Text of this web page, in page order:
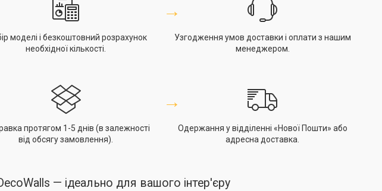
моделі і безкоштовний розрахунок
необхідної кількості.
→
Узгодження умов доставки і оплати з нашим
менеджером.
протягом 1-5 днів (в залежності
від обсягу замовлення).
→
Одержання у відділенні «Нової Пошти» або
адресна доставка.
— ідеально для вашого інтер'єру